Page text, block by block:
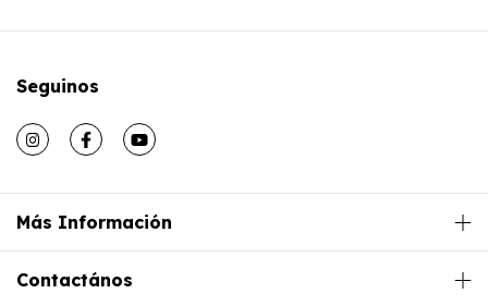
Seguinos
Más Información
Contactános